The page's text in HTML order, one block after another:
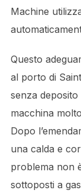
Machine
Questo
al porto di
senza
macchina
Dopo
una calda e
problema non
sottoposti a